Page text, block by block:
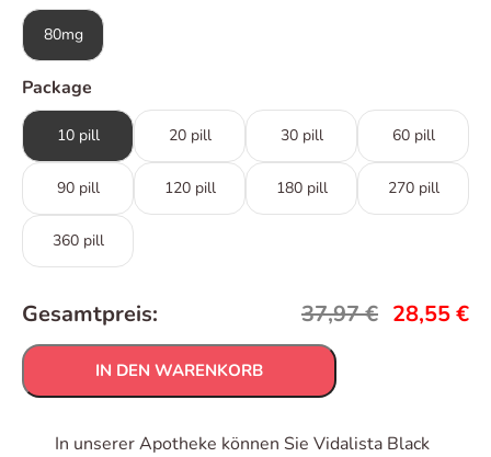
80mg
Package
10 pill 20 pill 30 pill 60 pill
90 pill 120 pill 180 pill 270 pill
360 pill
Gesamtpreis: 37,97€ 28,55€
IN DEN WARENKORB
In unserer Apotheke können Sie Vidalista Black